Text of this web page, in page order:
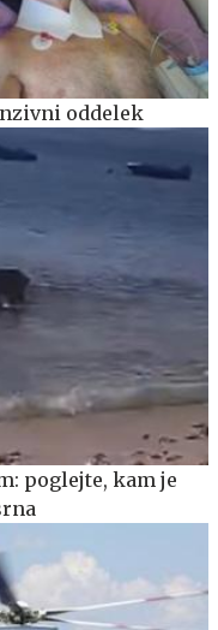
oddelek
poglejte, kam je